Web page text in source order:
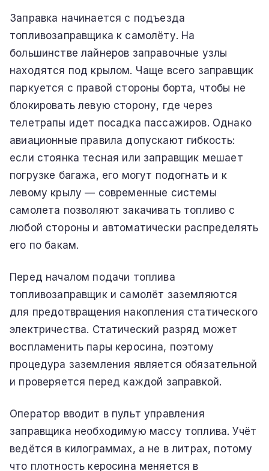
Заправка начинается с подъезда
топливозаправщика к самолёту. На
большинстве лайнеров заправочные узлы
находятся под крылом. Чаще всего заправщик
паркуется с правой стороны борта, чтобы не
блокировать левую сторону, где через
телетрапы идет посадка пассажиров. Однако
авиационные правила допускают гибкость:
если стоянка тесная или заправщик мешает
погрузке багажа, его могут подогнать и к
левому крылу — современные системы
самолета позволяют закачивать топливо с
любой стороны и автоматически распределять
его по бакам.
Перед началом подачи топлива
топливозаправщик и самолёт заземляются
для предотвращения накопления статического
электричества. Статический разряд может
воспламенить пары керосина, поэтому
процедура заземления является обязательной
и проверяется перед каждой заправкой.
Оператор вводит в пульт управления
заправщика необходимую массу топлива. Учёт
ведётся в килограммах, а не в литрах, потому
что плотность керосина меняется в